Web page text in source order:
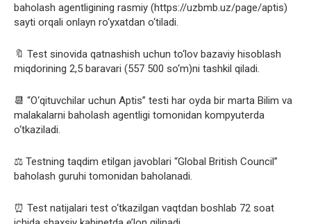
baholash agentligining rasmiy (https://uzbmb.uz/page/aptis)
sayti orqali onlayn ro‘yxatdan o‘tiladi.
🔖 Test sinovida qatnashish uchun to‘lov bazaviy hisoblash
miqdorining 2,5 baravari (557 500 so‘m)ni tashkil qiladi.
📆 “O‘qituvchilar uchun Aptis” testi har oyda bir marta Bilim va
malakalarni baholash agentligi tomonidan kompyuterda
o‘tkaziladi.
⚖️ Testning taqdim etilgan javoblari “Global British Council”
baholash guruhi tomonidan baholanadi.
⏰ Test natijalari test o‘tkazilgan vaqtdan boshlab 72 soat